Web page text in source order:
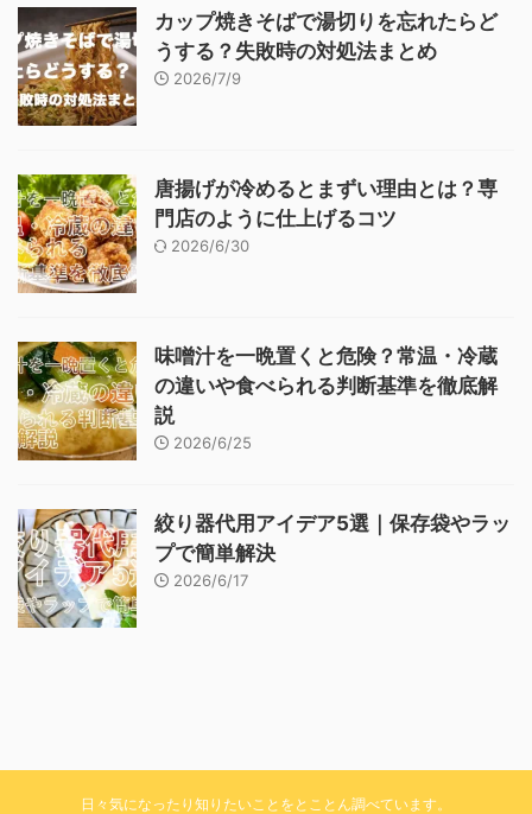
カップ焼きそばで湯切りを忘れたらど
うする？失敗時の対処法まとめ
2026/7/9
唐揚げが冷めるとまずい理由とは？専
門店のように仕上げるコツ
2026/6/30
味噌汁を一晩置くと危険？常温・冷蔵
の違いや食べられる判断基準を徹底解
説
2026/6/25
絞り器代用アイデア5選｜保存袋やラッ
プで簡単解決
2026/6/17
日々気になったり知りたいことをとことん調べています。